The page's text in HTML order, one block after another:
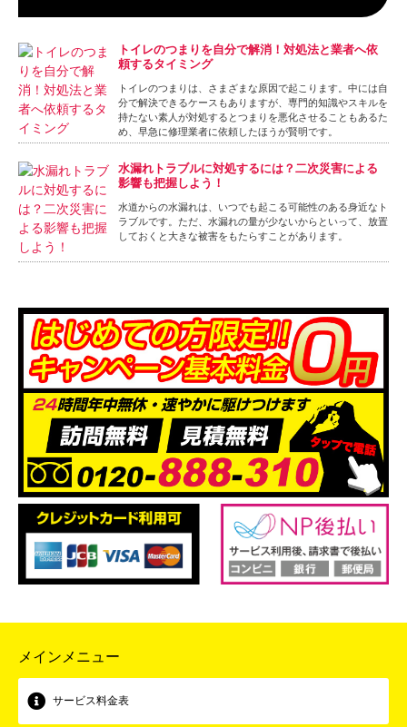
トイレのつまりを自分で解消！対処法と業者へ依
頼するタイミング
トイレのつまりは、さまざまな原因で起こります。中には自
分で解決できるケースもありますが、専門的知識やスキルを
持たない素人が対処するとつまりを悪化させることもあるた
め、早急に修理業者に依頼したほうが賢明です。
水漏れトラブルに対処するには？二次災害による
影響も把握しよう！
水道からの水漏れは、いつでも起こる可能性のある身近なト
ラブルです。ただ、水漏れの量が少ないからといって、放置
しておくと大きな被害をもたらすことがあります。
メインメニュー
サービス料金表